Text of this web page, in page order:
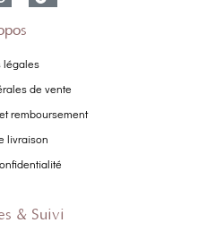
légales
de vente
remboursement
livraison
& Suivi